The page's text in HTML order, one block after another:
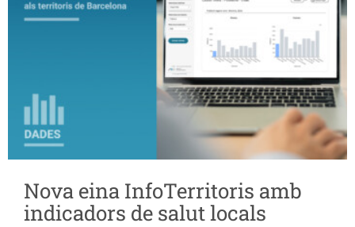
Nova eina InfoTerritoris amb
indicadors de salut locals